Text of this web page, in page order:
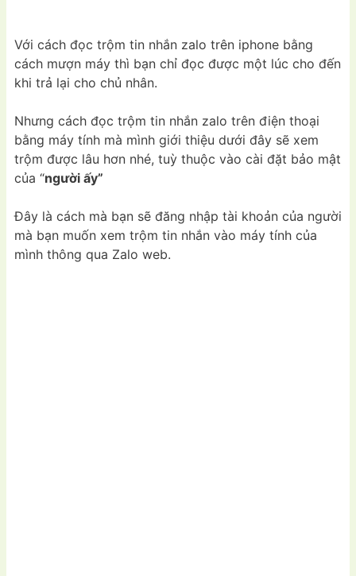
Với cách đọc trộm tin nhắn zalo trên iphone bằng
cách mượn máy thì bạn chỉ đọc được một lúc cho đến
khi trả lại cho chủ nhân.
Nhưng cách đọc trộm tin nhắn zalo trên điện thoại
bằng máy tính mà mình giới thiệu dưới đây sẽ xem
trộm được lâu hơn nhé, tuỳ thuộc vào cài đặt bảo mật
của “người ấy”
Đây là cách mà bạn sẽ đăng nhập tài khoản của người
mà bạn muốn xem trộm tin nhắn vào máy tính của
mình thông qua Zalo web.